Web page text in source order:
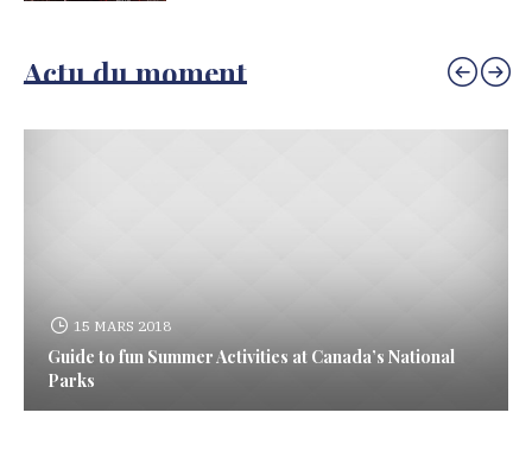
Actu du moment
15 MARS 2018
Guide to fun Summer Activities at Canada’s National
Parks